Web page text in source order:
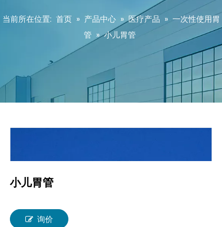
当前所在位置: 首页 » 产品中心 » 医疗产品 » 一次性使用胃
管 » 小儿胃管
小儿胃管
询价